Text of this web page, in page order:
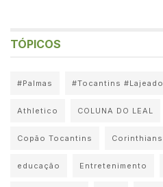
TÓPICOS
#Palmas #Tocantins #Lajeado
Athletico COLUNA DO LEAL
Copão Tocantins Corinthians
educação Entretenimento